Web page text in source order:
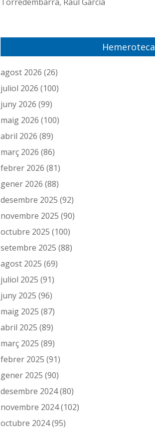
Hemeroteca
agost 2026 (26)
juliol 2026 (100)
juny 2026 (99)
maig 2026 (100)
abril 2026 (89)
març 2026 (86)
febrer 2026 (81)
gener 2026 (88)
desembre 2025 (92)
novembre 2025 (90)
octubre 2025 (100)
setembre 2025 (88)
agost 2025 (69)
juliol 2025 (91)
juny 2025 (96)
maig 2025 (87)
abril 2025 (89)
març 2025 (89)
febrer 2025 (91)
gener 2025 (90)
desembre 2024(80)
novembre 2024(102)
octubre 2024(95)